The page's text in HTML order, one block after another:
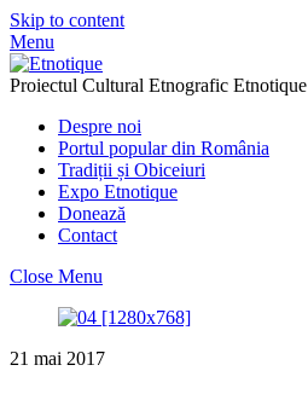
Skip to content
Menu
Proiectul Cultural Etnografic Etnotique
Despre noi
Portul popular din România
Tradiții și Obiceiuri
Expo Etnotique
Donează
Contact
Close Menu
21 mai 2017